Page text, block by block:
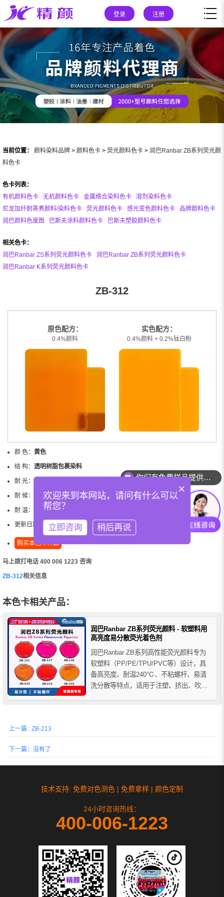
登录 注册
当前位置： 颜料染料品牌 > 颜料色卡 > 荧光颜料色卡 > 润巴Ranbar ZB系列荧光颜
料色卡
色卡列表：
有机颜料色卡
无机颜料色卡 金属络合染料色卡
溶剂染料色卡
尼龙加纤耐蒸煮颜料/染料色卡
荧光颜料色卡 感光变色颜料色卡
品牌颜料色卡
润巴颜料色度图
巴斯夫涂料颜料色卡 巴斯夫塑胶颜料色卡
相关色卡：
润巴Ranbar ZS系列荧光颜料色卡
润巴Ranbar ZB系列荧光颜料色卡
润巴Ranbar K系列荧光颜料色卡
ZB-312
原色配方：
0.4%颜料
实色配方：
0.4%颜料 + 0.2%钛白粉
颜 色： 黄色
结 构： 透明树脂包裹染料
耐 光：弱
耐 候：
耐 温： 240℃
更新日期： 2026-06-02
购买本色卡样品
马上拨打电话 400 006 1223 咨询
ZB-312相关信息
本色卡相关产品：
润巴Ranbar ZB系列荧光颜料 - 软塑料用
高亮度易分散荧光着色剂
润巴Ranbar ZB系列高性能荧光颜料专为
软塑料（PP/PE/TPU/PVC等）设计，具
备高亮度、耐温240℃、不粘螺杆、易清
洗分散等特点，适用于注塑、挤出、吹塑
上一篇 : ZB-213
下一篇：没有了
技术支持: 免费对色测色 | 免费拿样 | 颜色定制
24小时咨询热线：
400-006-1223
你们有免费样品提供吗？
×
欢迎来到本网站，请问有什么可以
帮您？
立即咨询 稍后再说